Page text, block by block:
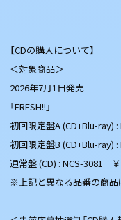
【CDの購入について】
＜対象商品＞
2026年7月1日発売
「FRESH!!」
初回限定盤A (CD+Blu-
初回限定盤B (CD+Blu-
通常盤 (CD) : NCS-3081
※上記と異なる品番の商品